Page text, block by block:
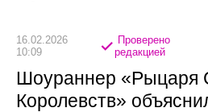
16.02.2026
10:09
Проверено
редакцией
Шоураннер «Рыцаря
Королевств»